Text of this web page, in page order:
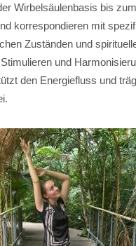
Wirbelsäulenbasis bis zum
korrespondieren mit
Zuständen und
und
den Energiefluss und